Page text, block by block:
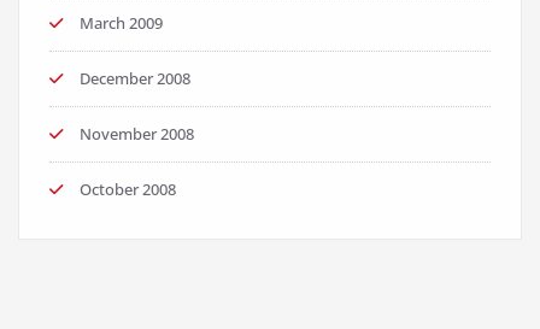
March 2009
December 2008
November 2008
October 2008